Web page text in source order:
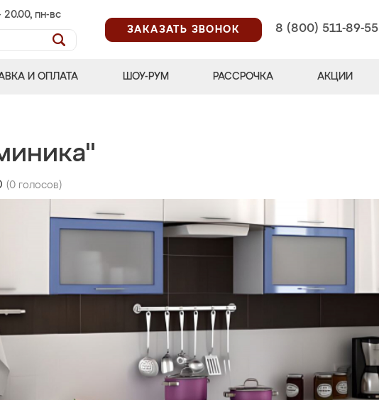
20.00, пн-вс
ЗАКАЗАТЬ ЗВОНОК
8 (800) 511-89-55
И ОПЛАТА ШОУ-РУМ РАССРОЧКА АКЦИИ
(0 голосов)